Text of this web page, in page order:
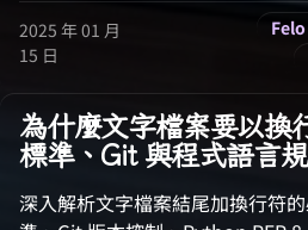
2025 年 01 月
15 日
為什麼文字檔案要以換
標準、Git 與程式語言
深入解析文字檔案結尾加換行符